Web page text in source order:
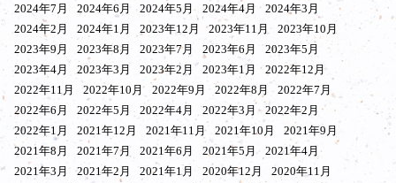
2024年7月
2024年6月 2024年5月 2024年4月
2024年3月
2024年2月
2024年1月 2023年12月 2023年11月
2023年10月
2023年9月
2023年8月 2023年7月 2023年6月
2023年5月
2023年4月
2023年3月 2023年2月 2023年1月
2022年12月
2022年11月
2022年10月 2022年9月 2022年8月
2022年7月
2022年6月
2022年5月 2022年4月 2022年3月
2022年2月
2022年1月
2021年12月 2021年11月 2021年10月
2021年9月
2021年8月
2021年7月 2021年6月 2021年5月
2021年4月
2021年3月
2021年2月 2021年1月 2020年12月
2020年11月